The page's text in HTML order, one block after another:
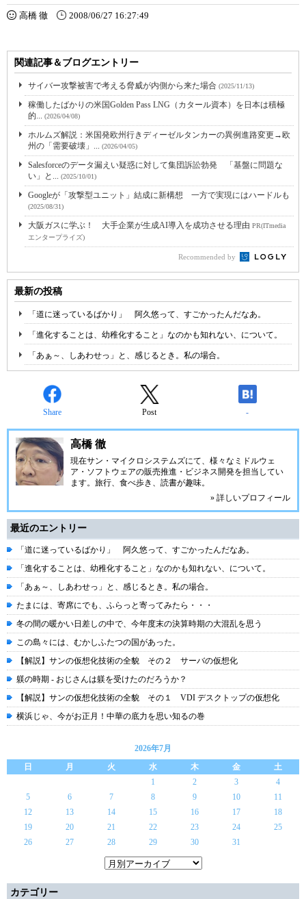
高橋 徹 2008/06/27 16:27:49
関連記事＆ブログエントリー
サイバー攻撃被害で考える脅威が内側から来た場合 (2025/11/13)
稼働したばかりの米国Golden Pass LNG（カタール資本）を日本は積極
的... (2026/04/08)
ホルムズ解説：米国発欧州行きディーゼルタンカーの異例進路変更→欧
州の「需要破壊」... (2026/04/05)
Salesforceのデータ漏えい疑惑に対して集団訴訟勃発 「基盤に問題な
い」と... (2025/10/01)
Googleが「攻撃型ユニット」結成に新構想 一方で実現にはハードルも
(2025/08/31)
大阪ガスに学ぶ！ 大手企業が生成AI導入を成功させる理由 PR(ITmedia
エンタープライズ)
Recommended by
最新の投稿
「道に迷っているばかり」 阿久悠って、すごかったんだなあ。
「進化することは、幼稚化すること」なのかも知れない、について。
「あぁ～、しあわせっ」と、感じるとき。私の場合。
Share Post -
高橋 徹
現在サン・マイクロシステムズにて、様々なミドルウェ
ア・ソフトウェアの販売推進・ビジネス開発を担当してい
ます。旅行、食べ歩き、読書が趣味。
» 詳しいプロフィール
最近のエントリー
「道に迷っているばかり」 阿久悠って、すごかったんだなあ。
「進化することは、幼稚化すること」なのかも知れない、について。
「あぁ～、しあわせっ」と、感じるとき。私の場合。
たまには、寄席にでも、ふらっと寄ってみたら・・・
冬の間の暖かい日差しの中で、今年度末の決算時期の大混乱を思う
この島々には、むかしふたつの国があった。
【解説】サンの仮想化技術の全貌 その２ サーバの仮想化
躾の時期 - おじさんは躾を受けたのだろうか？
【解説】サンの仮想化技術の全貌 その１ VDI デスクトップの仮想化
横浜じゃ、今がお正月！中華の底力を思い知るの巻
2026年7月
日
月 火 水 木 金
土
1
2 3
4
5
6 7 8 9 10
11
12
13 14 15 16 17
18
19
20 21 22 23 24
25
26
27 28 29 30 31
カテゴリー